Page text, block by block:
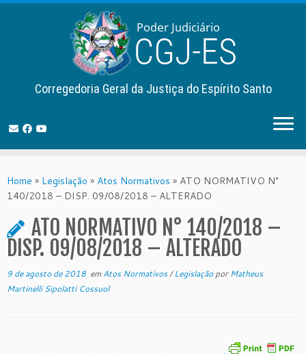
to
content
Corregedoria Geral da Justiça do Espírito Santo
Home » Legislação » Atos Normativos » ATO NORMATIVO N°
140/2018 – DISP. 09/08/2018 – ALTERADO
ATO NORMATIVO N° 140/2018 –
DISP. 09/08/2018 – ALTERADO
9 de agosto de 2018 em Atos Normativos/LegislaçãoporMatheus
Martinelli Sipolatti Cossuol